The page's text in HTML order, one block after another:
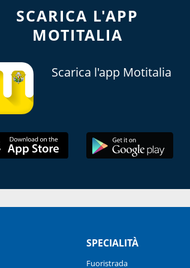
SCARICA L'APP
MOTITALIA
Scarica l'app Motitalia
SPECIALITÀ
Fuoristrada